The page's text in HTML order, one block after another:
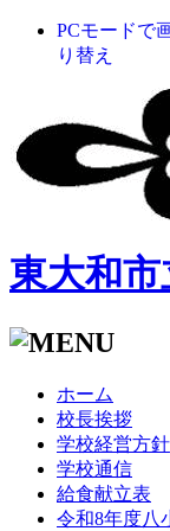
PCモードで
り替え
東大和
ホーム
校長挨拶
学校経営方針
学校通信
給食献立表
令和8年度八